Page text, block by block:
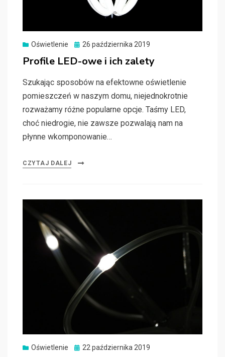
Oświetlenie
Posted
26 października 2019
Profile LED-owe i ich zalety
Szukając sposobów na efektowne oświetlenie
pomieszczeń w naszym domu, niejednokrotnie
rozważamy różne popularne opcje. Taśmy LED,
choć niedrogie, nie zawsze pozwalają nam na
płynne wkomponowanie…
CZYTAJ DALEJ
Oświetlenie
Posted
22 października 2019